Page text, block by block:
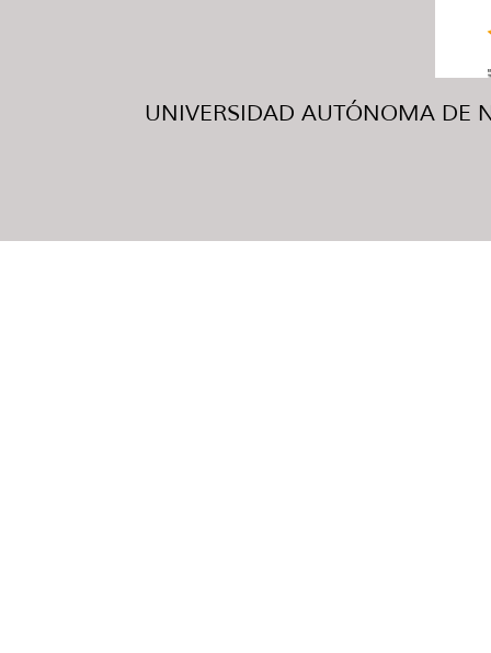
UNIVERSIDAD AUTÓNOMA DE